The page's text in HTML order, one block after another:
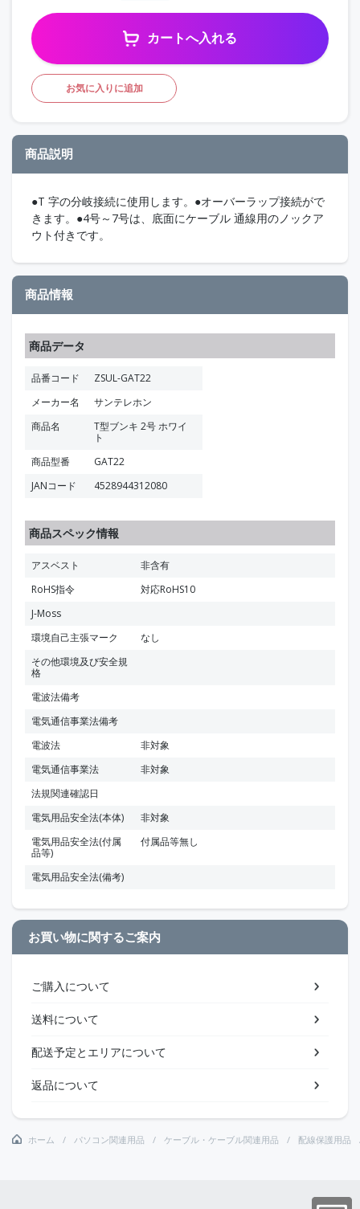
カートへ入れる
お気に入りに追加
商品説明
●T 字の分岐接続に使用します。●オーバーラップ接続がで
きます。●4号～7号は、底面にケーブル 通線用のノックア
ウト付きです。
商品情報
商品データ
品番コード
ZSUL-GAT22
メーカー名
サンテレホン
商品名
T型ブンキ 2号 ホワイ
ト
商品型番
GAT22
JANコード
4528944312080
商品スペック情報
アスベスト
非含有
RoHS指令
対応RoHS10
J-Moss
環境自己主張マーク
なし
その他環境及び安全規
格
電波法備考
電気通信事業法備考
電波法
非対象
電気通信事業法
非対象
法規関連確認日
電気用品安全法(本体)
非対象
電気用品安全法(付属
品等)
付属品等無し
電気用品安全法(備考)
お買い物に関するご案内
ご購入について
送料について
配送予定とエリアについて
返品について
ホーム パソコン関連用品 ケーブル・ケーブル関連用品 配線保護用品